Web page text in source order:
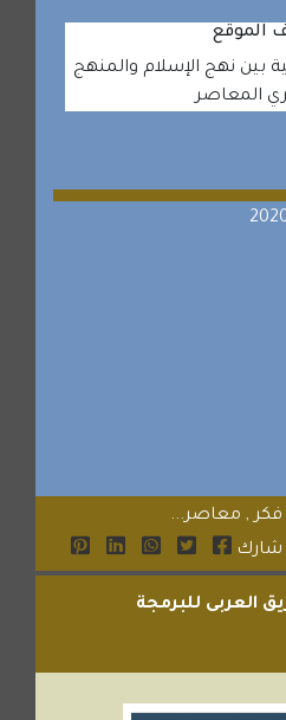
الموقع
بين نهج الإسلام والمنهج
المعاصر
فكر , معاصر...
شارك
العربى للبرمجة